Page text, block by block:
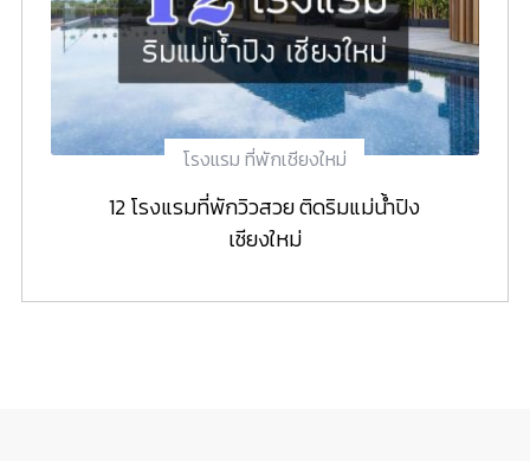
โรงแรม ที่พักเชียงใหม่
12 โรงแรมที่พักวิวสวย ติดริมแม่น้ำปิง
เชียงใหม่